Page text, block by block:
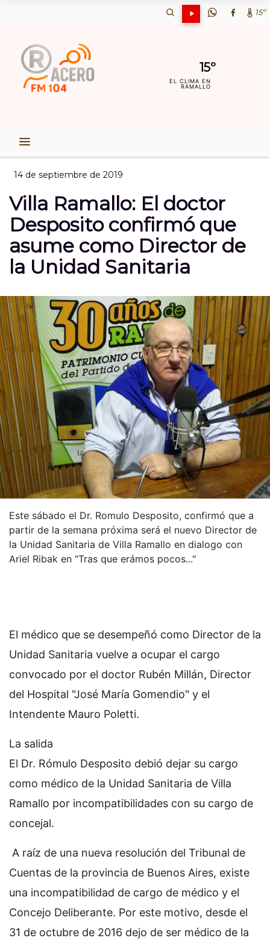
15º
15º
EL CLIMA EN
RAMALLO
14 de septiembre de 2019
Villa Ramallo: El doctor
Desposito confirmó que
asume como Director de
la Unidad Sanitaria
Este sábado el Dr. Romulo Desposito, confirmó que a
partir de la semana próxima será el nuevo Director de
la Unidad Sanitaria de Villa Ramallo en dialogo con
Ariel Ribak en "Tras que erámos pocos..."
El médico que se desempeñó como Director de la
Unidad Sanitaria vuelve a ocupar el cargo
convocado por el doctor Rubén Millán, Director
del Hospital "José María Gomendio" y el
Intendente Mauro Poletti.
La salida
El Dr. Rómulo Desposito debió dejar su cargo
como médico de la Unidad Sanitaria de Villa
Ramallo por incompatibilidades con su cargo de
concejal.
A raíz de una nueva resolución del Tribunal de
Cuentas de la provincia de Buenos Aires, existe
una incompatibilidad de cargo de médico y el
Concejo Deliberante. Por este motivo, desde el
31 de octubre de 2016 dejo de ser médico de la